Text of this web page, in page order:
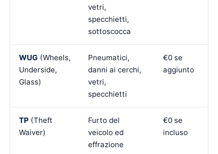
vetri,
specchietti,
sottoscocca
WUG (Wheels,
Underside,
Glass)
Pneumatici,
danni ai cerchi,
vetri,
specchietti
€0 se
aggiunto
TP (Theft
Waiver)
Furto del
veicolo ed
effrazione
€0 se
incluso